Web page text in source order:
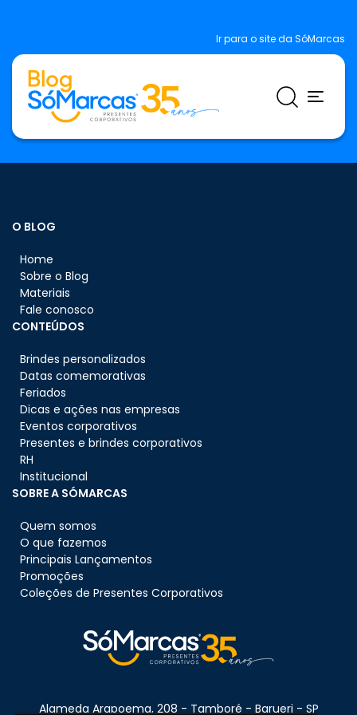
Ir para o site da SóMarcas
O BLOG
Home
Sobre o Blog
Materiais
Fale conosco
CONTEÚDOS
Brindes personalizados
Datas comemorativas
Feriados
Dicas e ações nas empresas
Eventos corporativos
Presentes e brindes corporativos
RH
Institucional
SOBRE A SÓMARCAS
Quem somos
O que fazemos
Principais Lançamentos
Promoções
Coleções de Presentes Corporativos
Alameda Arapoema, 208 - Tamboré - Barueri - SP